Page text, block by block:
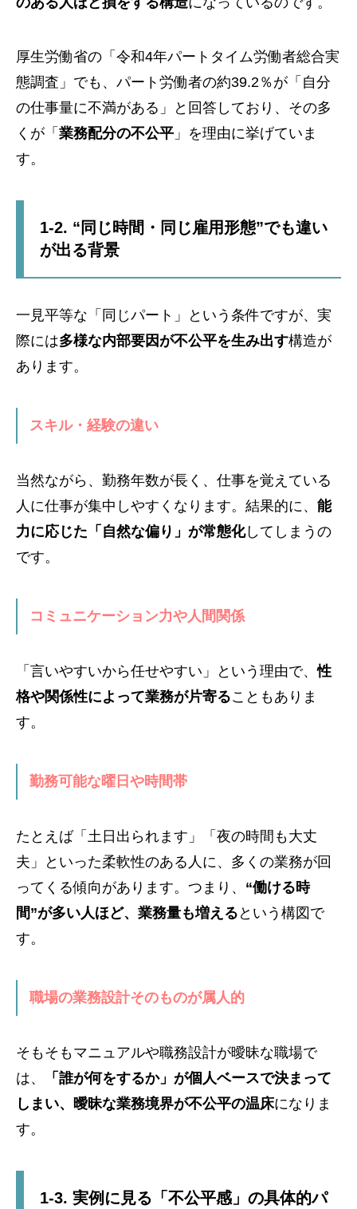
厚生労働省の「令和4年パートタイム労働者総合実
態調査」でも、パート労働者の約39.2％が「自分
の仕事量に不満がある」と回答しており、その多
くが「 業務配分の不公平 」を理由に挙げていま
す。
1-2. “同じ時間・同じ雇用形態”でも違い
が出る背景
一見平等な「同じパート」という条件ですが、実
際には多様な内部要因が不公平を生み出す構造が
あります。
スキル・経験の違い
当然ながら、勤務年数が長く、仕事を覚えている
人に仕事が集中しやすくなります。結果的に、 能
力に応じた「自然な偏り」が常態化してしまうの
です。
コミュニケーション力や人間関係
「言いやすいから任せやすい」という理由で、性
格や関係性によって業務が片寄ることもありま
す。
勤務可能な曜日や時間帯
たとえば「土日出られます」「夜の時間も大丈
夫」といった柔軟性のある人に、多くの業務が回
ってくる傾向があります。つまり、 “働ける時
間”が多い人ほど、業務量も増える という構図で
す。
職場の業務設計そのものが属人的
そもそもマニュアルや職務設計が曖昧な職場で
は、
「誰が何をするか」が個人ベースで決まって
しまい、曖昧な業務境界が不公平の温床になりま
す。
1-3. 実例に見る「不公平感」の具体的パ